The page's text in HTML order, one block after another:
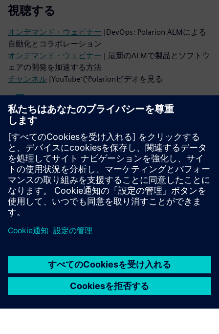
視聴する
オンデマンド・ウェビナー |DevOps: Polarion ALMによる
自動化とコラボレーション
オンデマンド・ウェビナー | 最新のALMで製品とソフトウ
ェアの開発を加速する方法
チャンネル |YouTubeでPolarionビデオを見る
読む
ブログ|複雑なソフトウェア開発を調整するPolarionの威
力
ケーススタディ|要件管理の包括的なツールを手に入れる
ケーススタディ|データの検索に費やす時間を65%以上短
縮